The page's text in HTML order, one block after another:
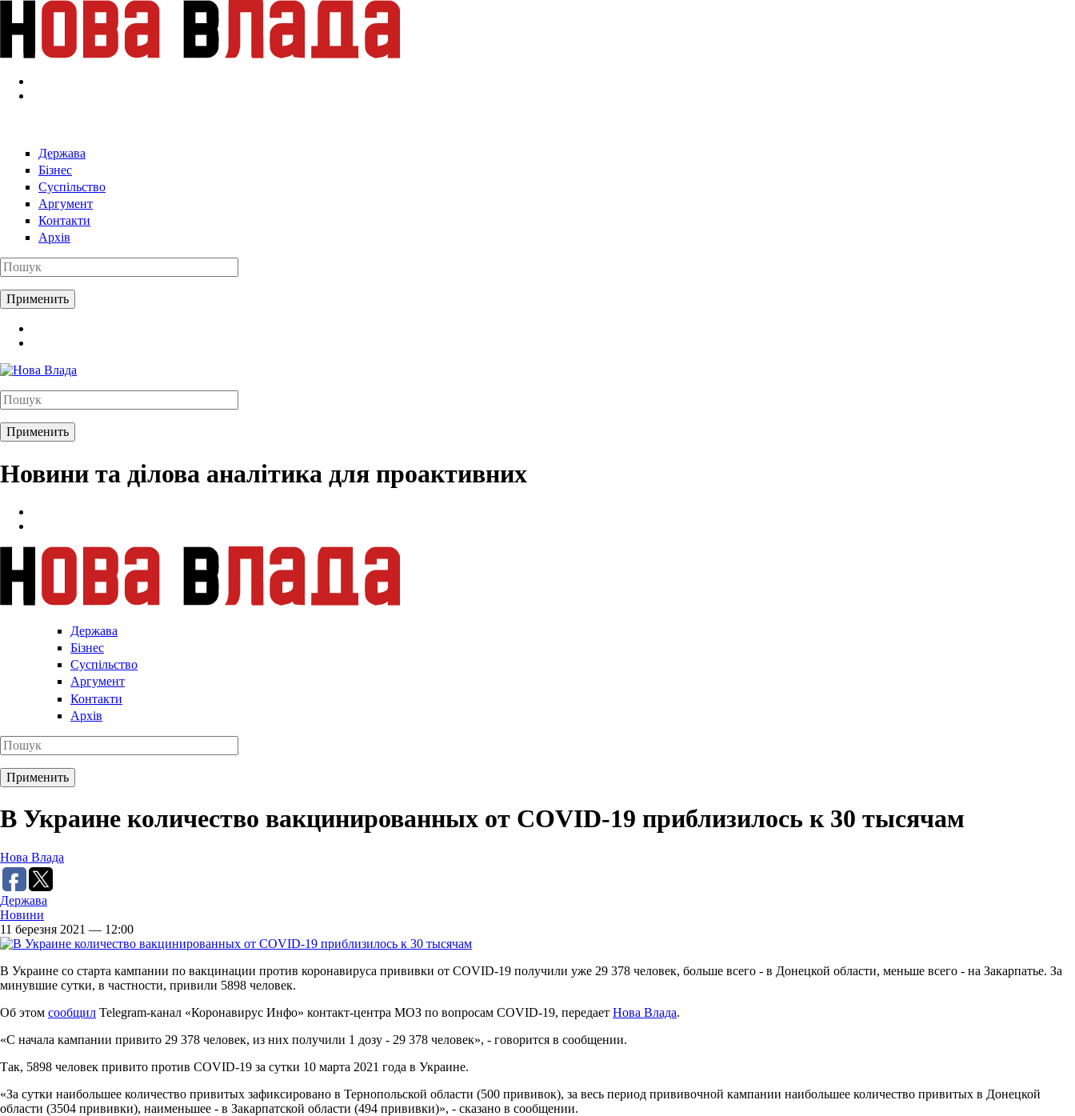
Перейти к основному содержанию
Держава
Бізнес
Суспільство
Аргумент
Контакти
Архів
Новини та ділова аналітика для проактивних
Держава
Бізнес
Суспільство
Аргумент
Контакти
Архів
В Украине количество вакцинированных от COVID-19 приблизилось к 30 тысячам
Нова Влада
Держава
Новини
11 березня 2021 — 12:00
В Украине со старта кампании по вакцинации против коронавируса прививки от COVID-19 получили уже 29 378 человек, больше всего - в Донецкой области, меньше всего - на Закарпатье. За
минувшие сутки, в частности, привили 5898 человек.
Об этом сообщил Telegram-канал «Коронавирус Инфо» контакт-центра МОЗ по вопросам COVID-19, передает Нова Влада.
«С начала кампании привито 29 378 человек, из них получили 1 дозу - 29 378 человек», - говорится в сообщении.
Так, 5898 человек привито против COVID-19 за сутки 10 марта 2021 года в Украине.
«За сутки наибольшее количество привитых зафиксировано в Тернопольской области (500 прививок), за весь период прививочной кампании наибольшее количество привитых в Донецкой
области (3504 прививки), наименьшее - в Закарпатской области (494 прививки)», - сказано в сообщении.